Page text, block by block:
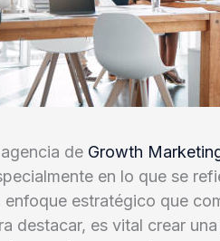
de Growth
en lo que se
enfoque estratégico que
destacar, es vital crear